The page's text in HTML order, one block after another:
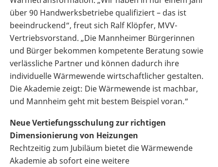
über 90 Handwerksbetriebe qualifiziert – das ist
beeindruckend“, freut sich Ralf Klöpfer, MVV-
Vertriebsvorstand. „Die Mannheimer Bürgerinnen
und Bürger bekommen kompetente Beratung sowie
verlässliche Partner und können dadurch ihre
individuelle Wärmewende wirtschaftlicher gestalten.
Die Akademie zeigt: Die Wärmewende ist machbar,
und Mannheim geht mit bestem Beispiel voran.“
Neue Vertiefungsschulung zur richtigen
Dimensionierung von Heizungen
Rechtzeitig zum Jubiläum bietet die Wärmewende
Akademie ab sofort eine weitere